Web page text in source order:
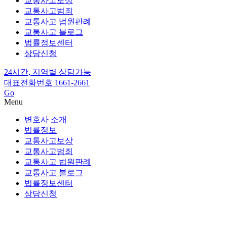
교통사고범죄
교통사고 법원판례
교통사고 블로그
법률정보센터
상담신청
24시간, 지역별 상담가능
대표전화번호 1661-2661
Go
Menu
변호사 소개
법률정보
교통사고보상
교통사고범죄
교통사고 법원판례
교통사고 블로그
법률정보센터
상담신청